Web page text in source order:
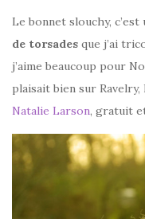
Le bonnet slouchy, c’est
de torsades que j’ai
j’aime beaucoup pour
plaisait bien sur Ravelry,
Natalie Larson, gratuit